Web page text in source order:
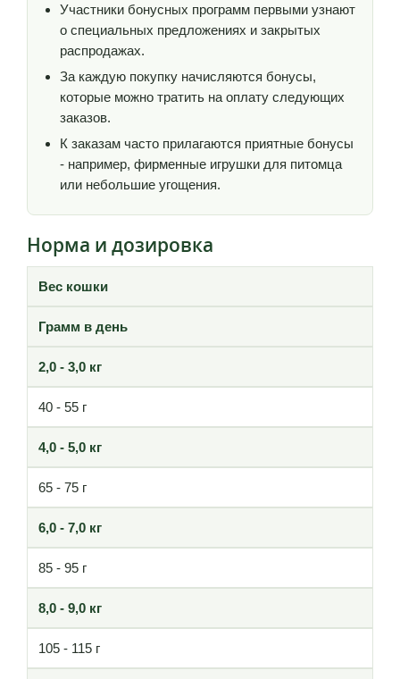
Участники бонусных программ первыми узнают
о специальных предложениях и закрытых
распродажах.
За каждую покупку начисляются бонусы,
которые можно тратить на оплату следующих
заказов.
К заказам часто прилагаются приятные бонусы
- например, фирменные игрушки для питомца
или небольшие угощения.
Норма и дозировка
Вес кошки
Грамм в день
2,0 - 3,0 кг
40 - 55 г
4,0 - 5,0 кг
65 - 75 г
6,0 - 7,0 кг
85 - 95 г
8,0 - 9,0 кг
105 - 115 г